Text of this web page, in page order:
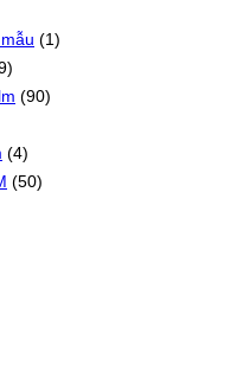
(1)
(90)
(4)
(50)